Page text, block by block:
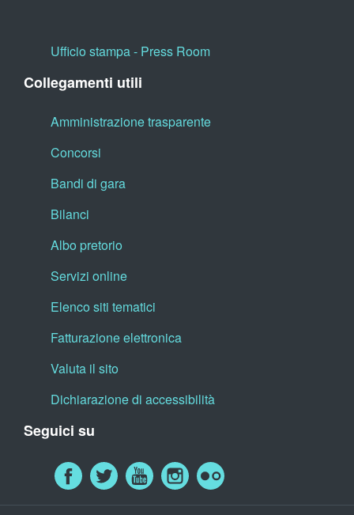
Ufficio stampa - Press Room
Collegamenti utili
Amministrazione trasparente
Concorsi
Bandi di gara
Bilanci
Albo pretorio
Servizi online
Elenco siti tematici
Fatturazione elettronica
Valuta il sito
Dichiarazione di accessibilità
Seguici su